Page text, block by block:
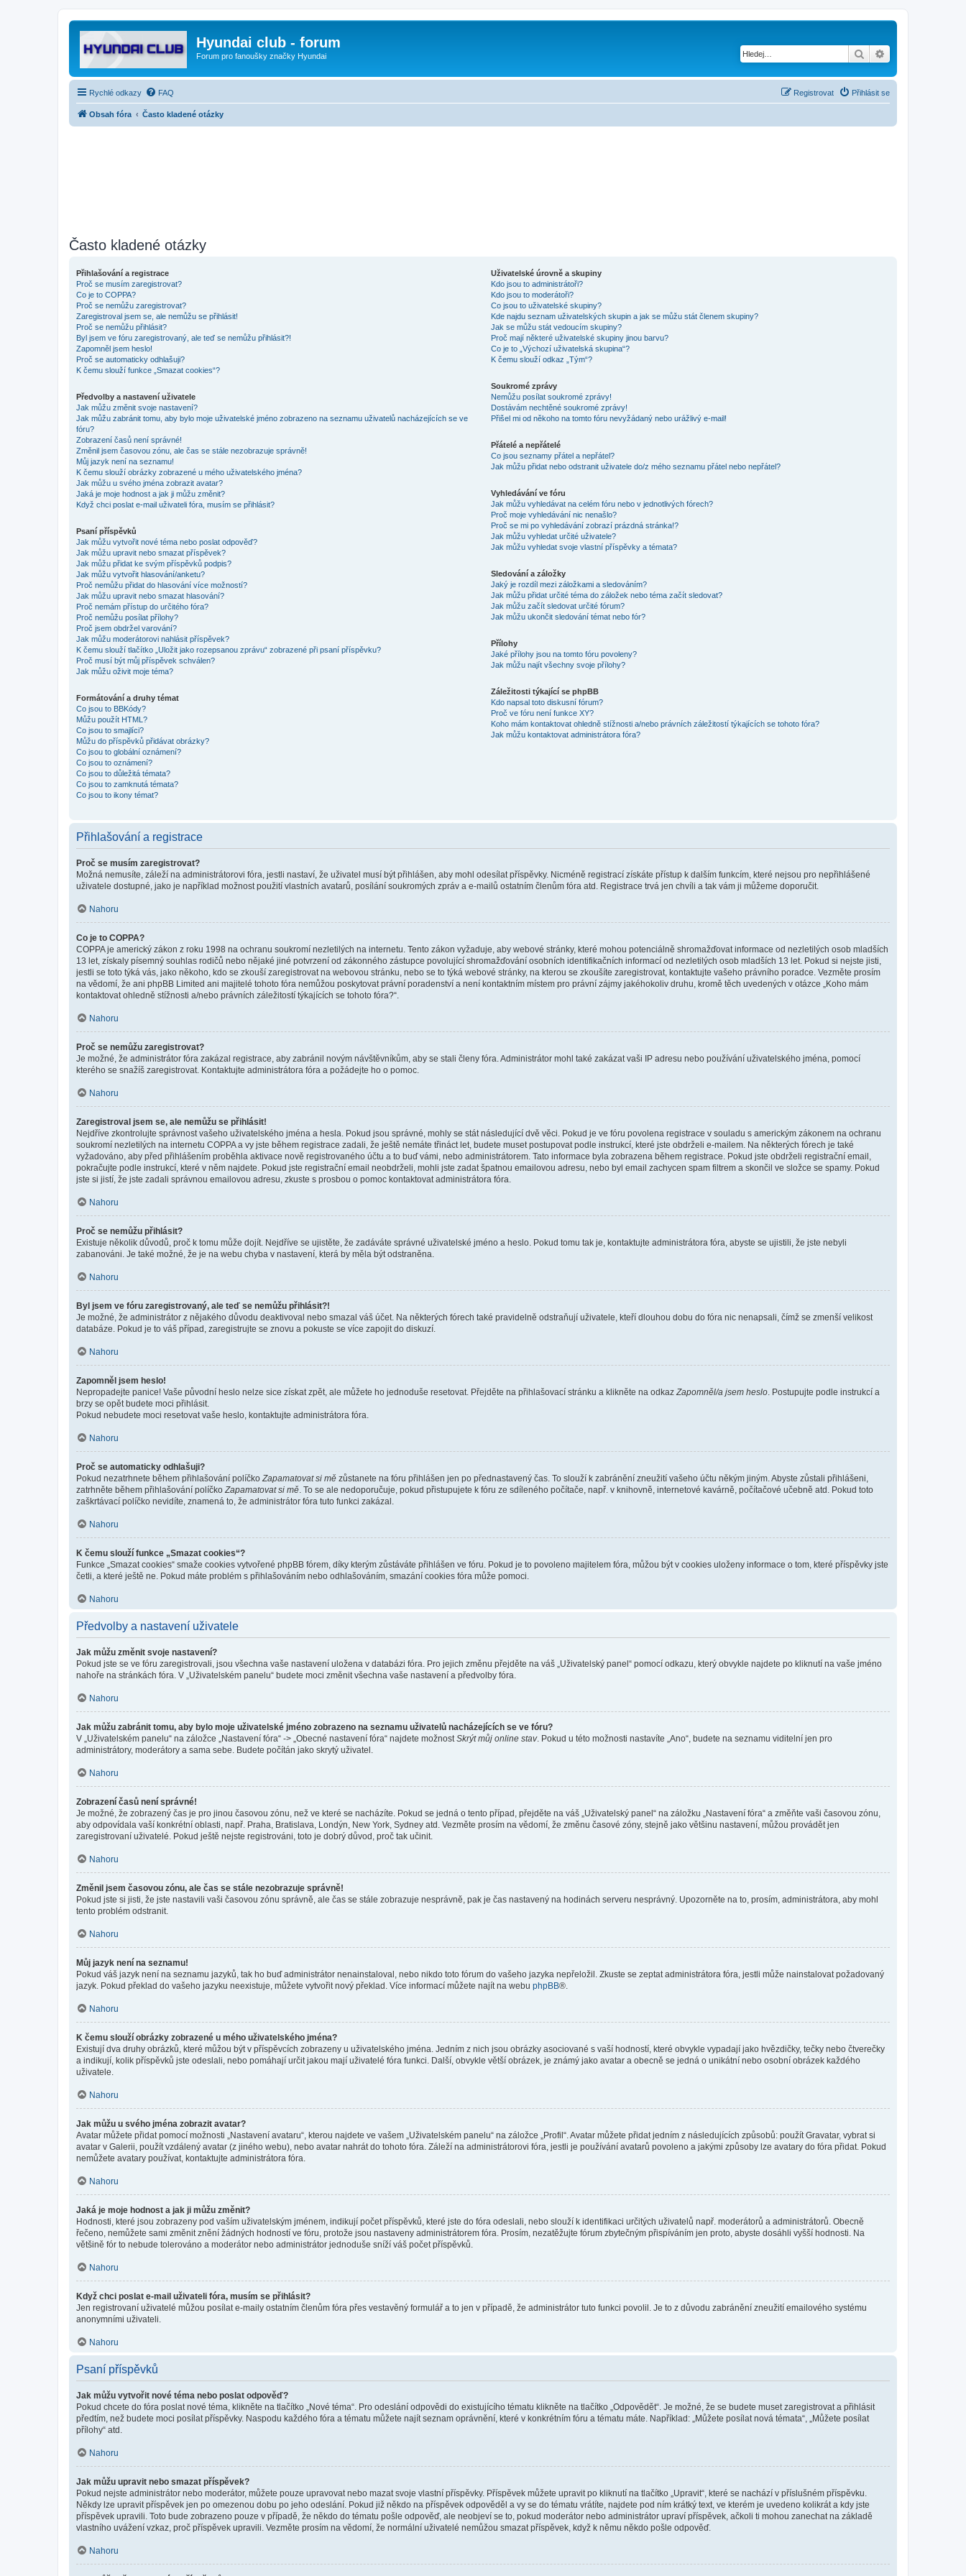
Hyundai club - forum
Forum pro fanoušky značky Hyundai Hledat
Rychlé odkazy FAQ Přihlásit se
Registrovat
Obsah fóra Často kladené otázky
Často kladené otázky
Přihlašování a registrace
Proč se musím zaregistrovat?
Co je to COPPA?
Proč se nemůžu zaregistrovat?
Zaregistroval jsem se, ale nemůžu se přihlásit!
Proč se nemůžu přihlásit?
Byl jsem ve fóru zaregistrovaný, ale teď se nemůžu přihlásit?!
Zapomněl jsem heslo!
Proč se automaticky odhlašuji?
K čemu slouží funkce „Smazat cookies“?
Předvolby a nastavení uživatele
Jak můžu změnit svoje nastavení?
Jak můžu zabránit tomu, aby bylo moje uživatelské jméno zobrazeno na seznamu uživatelů nacházejících se ve
fóru?
Zobrazení časů není správné!
Změnil jsem časovou zónu, ale čas se stále nezobrazuje správně!
Můj jazyk není na seznamu!
K čemu slouží obrázky zobrazené u mého uživatelského jména?
Jak můžu u svého jména zobrazit avatar?
Jaká je moje hodnost a jak ji můžu změnit?
Když chci poslat e-mail uživateli fóra, musím se přihlásit?
Psaní příspěvků
Jak můžu vytvořit nové téma nebo poslat odpověď?
Jak můžu upravit nebo smazat příspěvek?
Jak můžu přidat ke svým příspěvků podpis?
Jak můžu vytvořit hlasování/anketu?
Proč nemůžu přidat do hlasování více možností?
Jak můžu upravit nebo smazat hlasování?
Proč nemám přístup do určitého fóra?
Proč nemůžu posílat přílohy?
Proč jsem obdržel varování?
Jak můžu moderátorovi nahlásit příspěvek?
K čemu slouží tlačítko „Uložit jako rozepsanou zprávu“ zobrazené při psaní příspěvku?
Proč musí být můj příspěvek schválen?
Jak můžu oživit moje téma?
Formátování a druhy témat
Co jsou to BBKódy?
Můžu použít HTML?
Co jsou to smajlíci?
Můžu do příspěvků přidávat obrázky?
Co jsou to globální oznámení?
Co jsou to oznámení?
Co jsou to důležitá témata?
Co jsou to zamknutá témata?
Co jsou to ikony témat?
Uživatelské úrovně a skupiny
Kdo jsou to administrátoři?
Kdo jsou to moderátoři?
Co jsou to uživatelské skupiny?
Kde najdu seznam uživatelských skupin a jak se můžu stát členem skupiny?
Jak se můžu stát vedoucím skupiny?
Proč mají některé uživatelské skupiny jinou barvu?
Co je to „Výchozí uživatelská skupina“?
K čemu slouží odkaz „Tým“?
Soukromé zprávy
Nemůžu posílat soukromé zprávy!
Dostávám nechtěné soukromé zprávy!
Přišel mi od někoho na tomto fóru nevyžádaný nebo urážlivý e-mail!
Přátelé a nepřátelé
Co jsou seznamy přátel a nepřátel?
Jak můžu přidat nebo odstranit uživatele do/z mého seznamu přátel nebo nepřátel?
Vyhledávání ve fóru
Jak můžu vyhledávat na celém fóru nebo v jednotlivých fórech?
Proč moje vyhledávání nic nenašlo?
Proč se mi po vyhledávání zobrazí prázdná stránka!?
Jak můžu vyhledat určité uživatele?
Jak můžu vyhledat svoje vlastní příspěvky a témata?
Sledování a záložky
Jaký je rozdíl mezi záložkami a sledováním?
Jak můžu přidat určité téma do záložek nebo téma začít sledovat?
Jak můžu začít sledovat určité fórum?
Jak můžu ukončit sledování témat nebo fór?
Přílohy
Jaké přílohy jsou na tomto fóru povoleny?
Jak můžu najít všechny svoje přílohy?
Záležitosti týkající se phpBB
Kdo napsal toto diskusní fórum?
Proč ve fóru není funkce XY?
Koho mám kontaktovat ohledně stížnosti a/nebo právních záležitostí týkajících se tohoto fóra?
Jak můžu kontaktovat administrátora fóra?
Přihlašování a registrace
Proč se musím zaregistrovat?
Možná nemusíte, záleží na administrátorovi fóra, jestli nastaví, že uživatel musí být přihlášen, aby mohl odesílat příspěvky. Nicméně registrací získáte přístup k dalším funkcím, které nejsou pro nepřihlášené
uživatele dostupné, jako je například možnost použití vlastních avatarů, posílání soukromých zpráv a e-mailů ostatním členům fóra atd. Registrace trvá jen chvíli a tak vám ji můžeme doporučit.
Nahoru
Co je to COPPA?
COPPA je americký zákon z roku 1998 na ochranu soukromí nezletilých na internetu. Tento zákon vyžaduje, aby webové stránky, které mohou potenciálně shromažďovat informace od nezletilých osob mladších
13 let, získaly písemný souhlas rodičů nebo nějaké jiné potvrzení od zákonného zástupce povolující shromažďování osobních identifikačních informací od nezletilých osob mladších 13 let. Pokud si nejste jisti,
jestli se toto týká vás, jako někoho, kdo se zkouší zaregistrovat na webovou stránku, nebo se to týká webové stránky, na kterou se zkoušíte zaregistrovat, kontaktujte vašeho právního poradce. Vezměte prosím
na vědomí, že ani phpBB Limited ani majitelé tohoto fóra nemůžou poskytovat právní poradenství a není kontaktním místem pro právní zájmy jakéhokoliv druhu, kromě těch uvedených v otázce „Koho mám
kontaktovat ohledně stížnosti a/nebo právních záležitostí týkajících se tohoto fóra?“.
Nahoru
Proč se nemůžu zaregistrovat?
Je možné, že administrátor fóra zakázal registrace, aby zabránil novým návštěvníkům, aby se stali členy fóra. Administrátor mohl také zakázat vaši IP adresu nebo používání uživatelského jména, pomocí
kterého se snažíš zaregistrovat. Kontaktujte administrátora fóra a požádejte ho o pomoc.
Nahoru
Zaregistroval jsem se, ale nemůžu se přihlásit!
Nejdříve zkontrolujte správnost vašeho uživatelského jména a hesla. Pokud jsou správné, mohly se stát následující dvě věci. Pokud je ve fóru povolena registrace v souladu s americkým zákonem na ochranu
soukromí nezletilých na internetu COPPA a vy jste během registrace zadali, že ještě nemáte třináct let, budete muset postupovat podle instrukcí, které jste obdrželi e-mailem. Na některých fórech je také
vyžadováno, aby před přihlášením proběhla aktivace nově registrovaného účtu a to buď vámi, nebo administrátorem. Tato informace byla zobrazena během registrace. Pokud jste obdrželi registrační email,
pokračujte podle instrukcí, které v něm najdete. Pokud jste registrační email neobdrželi, mohli jste zadat špatnou emailovou adresu, nebo byl email zachycen spam filtrem a skončil ve složce se spamy. Pokud
jste si jistí, že jste zadali správnou emailovou adresu, zkuste s prosbou o pomoc kontaktovat administrátora fóra.
Nahoru
Proč se nemůžu přihlásit?
Existuje několik důvodů, proč k tomu může dojít. Nejdříve se ujistěte, že zadáváte správné uživatelské jméno a heslo. Pokud tomu tak je, kontaktujte administrátora fóra, abyste se ujistili, že jste nebyli
zabanováni. Je také možné, že je na webu chyba v nastavení, která by měla být odstraněna.
Nahoru
Byl jsem ve fóru zaregistrovaný, ale teď se nemůžu přihlásit?!
Je možné, že administrátor z nějakého důvodu deaktivoval nebo smazal váš účet. Na některých fórech také pravidelně odstraňují uživatele, kteří dlouhou dobu do fóra nic nenapsali, čímž se zmenší velikost
databáze. Pokud je to váš případ, zaregistrujte se znovu a pokuste se více zapojit do diskuzí.
Nahoru
Zapomněl jsem heslo!
Nepropadejte panice! Vaše původní heslo nelze sice získat zpět, ale můžete ho jednoduše resetovat. Přejděte na přihlašovací stránku a klikněte na odkaz Zapomněl/a jsem heslo . Postupujte podle instrukcí a
brzy se opět budete moci přihlásit.
Pokud nebudete moci resetovat vaše heslo, kontaktujte administrátora fóra.
Nahoru
Proč se automaticky odhlašuji?
Pokud nezatrhnete během přihlašování políčko Zapamatovat si mě zůstanete na fóru přihlášen jen po přednastavený čas. To slouží k zabránění zneužití vašeho účtu někým jiným. Abyste zůstali přihlášeni,
zatrhněte během přihlašování políčko Zapamatovat si mě . To se ale nedoporučuje, pokud přistupujete k fóru ze sdíleného počítače, např. v knihovně, internetové kavárně, počítačové učebně atd. Pokud toto
zaškrtávací políčko nevidíte, znamená to, že administrátor fóra tuto funkci zakázal.
Nahoru
K čemu slouží funkce „Smazat cookies“?
Funkce „Smazat cookies“ smaže cookies vytvořené phpBB fórem, díky kterým zůstáváte přihlášen ve fóru. Pokud je to povoleno majitelem fóra, můžou být v cookies uloženy informace o tom, které příspěvky jste
četli, a které ještě ne. Pokud máte problém s přihlašováním nebo odhlašováním, smazání cookies fóra může pomoci.
Nahoru
Předvolby a nastavení uživatele
Jak můžu změnit svoje nastavení?
Pokud jste se ve fóru zaregistrovali, jsou všechna vaše nastavení uložena v databázi fóra. Pro jejich změnu přejděte na váš „Uživatelský panel“ pomocí odkazu, který obvykle najdete po kliknutí na vaše jméno
nahoře na stránkách fóra. V „Uživatelském panelu“ budete moci změnit všechna vaše nastavení a předvolby fóra.
Nahoru
Jak můžu zabránit tomu, aby bylo moje uživatelské jméno zobrazeno na seznamu uživatelů nacházejících se ve fóru?
V „Uživatelském panelu“ na záložce „Nastavení fóra“ -> „Obecné nastavení fóra“ najdete možnost Skrýt můj online stav. Pokud u této možnosti nastavíte „Ano“, budete na seznamu viditelní jen pro
administrátory, moderátory a sama sebe. Budete počítán jako skrytý uživatel.
Nahoru
Zobrazení časů není správné!
Je možné, že zobrazený čas je pro jinou časovou zónu, než ve které se nacházíte. Pokud se jedná o tento případ, přejděte na váš „Uživatelský panel“ na záložku „Nastavení fóra“ a změňte vaši časovou zónu,
aby odpovídala vaší konkrétní oblasti, např. Praha, Bratislava, Londýn, New York, Sydney atd. Vezměte prosím na vědomí, že změnu časové zóny, stejně jako většinu nastavení, můžou provádět jen
zaregistrovaní uživatelé. Pokud ještě nejste registrováni, toto je dobrý důvod, proč tak učinit.
Nahoru
Změnil jsem časovou zónu, ale čas se stále nezobrazuje správně!
Pokud jste si jisti, že jste nastavili vaši časovou zónu správně, ale čas se stále zobrazuje nesprávně, pak je čas nastavený na hodinách serveru nesprávný. Upozorněte na to, prosím, administrátora, aby mohl
tento problém odstranit.
Nahoru
Můj jazyk není na seznamu!
Pokud váš jazyk není na seznamu jazyků, tak ho buď administrátor nenainstaloval, nebo nikdo toto fórum do vašeho jazyka nepřeložil. Zkuste se zeptat administrátora fóra, jestli může nainstalovat požadovaný
jazyk. Pokud překlad do vašeho jazyku neexistuje, můžete vytvořit nový překlad. Více informací můžete najít na webu phpBB®.
Nahoru
K čemu slouží obrázky zobrazené u mého uživatelského jména?
Existují dva druhy obrázků, které můžou být v příspěvcích zobrazeny u uživatelského jména. Jedním z nich jsou obrázky asociované s vaší hodností, které obvykle vypadají jako hvězdičky, tečky nebo čtverečky
a indikují, kolik příspěvků jste odeslali, nebo pomáhají určit jakou mají uživatelé fóra funkci. Další, obvykle větší obrázek, je známý jako avatar a obecně se jedná o unikátní nebo osobní obrázek každého
uživatele.
Nahoru
Jak můžu u svého jména zobrazit avatar?
Avatar můžete přidat pomocí možnosti „Nastavení avataru“, kterou najdete ve vašem „Uživatelském panelu“ na záložce „Profil“. Avatar můžete přidat jedním z následujících způsobů: použít Gravatar, vybrat si
avatar v Galerii, použít vzdálený avatar (z jiného webu), nebo avatar nahrát do tohoto fóra. Záleží na administrátorovi fóra, jestli je používání avatarů povoleno a jakými způsoby lze avatary do fóra přidat. Pokud
nemůžete avatary používat, kontaktujte administrátora fóra.
Nahoru
Jaká je moje hodnost a jak ji můžu změnit?
Hodnosti, které jsou zobrazeny pod vaším uživatelským jménem, indikují počet příspěvků, které jste do fóra odeslali, nebo slouží k identifikaci určitých uživatelů např. moderátorů a administrátorů. Obecně
řečeno, nemůžete sami změnit znění žádných hodností ve fóru, protože jsou nastaveny administrátorem fóra. Prosím, nezatěžujte fórum zbytečným přispíváním jen proto, abyste dosáhli vyšší hodnosti. Na
většině fór to nebude tolerováno a moderátor nebo administrátor jednoduše sníží váš počet příspěvků.
Nahoru
Když chci poslat e-mail uživateli fóra, musím se přihlásit?
Jen registrovaní uživatelé můžou posílat e-maily ostatním členům fóra přes vestavěný formulář a to jen v případě, že administrátor tuto funkci povolil. Je to z důvodu zabránění zneužití emailového systému
anonymními uživateli.
Nahoru
Psaní příspěvků
Jak můžu vytvořit nové téma nebo poslat odpověď?
Pokud chcete do fóra poslat nové téma, klikněte na tlačítko „Nové téma“. Pro odeslání odpovědi do existujícího tématu klikněte na tlačítko „Odpovědět“. Je možné, že se budete muset zaregistrovat a přihlásit
předtím, než budete moci posílat příspěvky. Naspodu každého fóra a tématu můžete najít seznam oprávnění, které v konkrétním fóru a tématu máte. Například: „Můžete posílat nová témata“, „Můžete posílat
přílohy“ atd.
Nahoru
Jak můžu upravit nebo smazat příspěvek?
Pokud nejste administrátor nebo moderátor, můžete pouze upravovat nebo mazat svoje vlastní příspěvky. Příspěvek můžete upravit po kliknutí na tlačítko „Upravit“, které se nachází v příslušném příspěvku.
Někdy lze upravit příspěvek jen po omezenou dobu po jeho odeslání. Pokud již někdo na příspěvek odpověděl a vy se do tématu vrátíte, najdete pod ním krátký text, ve kterém je uvedeno kolikrát a kdy jste
příspěvek upravili. Toto bude zobrazeno pouze v případě, že někdo do tématu pošle odpověď, ale neobjeví se to, pokud moderátor nebo administrátor upraví příspěvek, ačkoli ti mohou zanechat na základě
vlastního uvážení vzkaz, proč příspěvek upravili. Vezměte prosím na vědomí, že normální uživatelé nemůžou smazat příspěvek, když k němu někdo pošle odpověď.
Nahoru